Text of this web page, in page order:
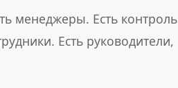
менеджеры. Есть контроль
Есть руководители,